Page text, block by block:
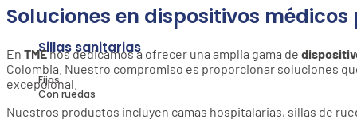
Sillas sanitarias
Fijas
Con ruedas
Soluciones en dispositivos
En TMEnos dedicamos a ofrecer una amplia gama de
Colombia. Nuestro compromiso es proporcionar soluciones
excepcional.
Nuestros productos incluyen camas hospitalarias, sillas de